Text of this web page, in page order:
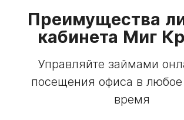
Преимущества
кабинета Миг
Управляйте займами
посещения офиса в любое
время